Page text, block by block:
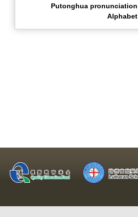
Putonghua pronunciation
Alphabet